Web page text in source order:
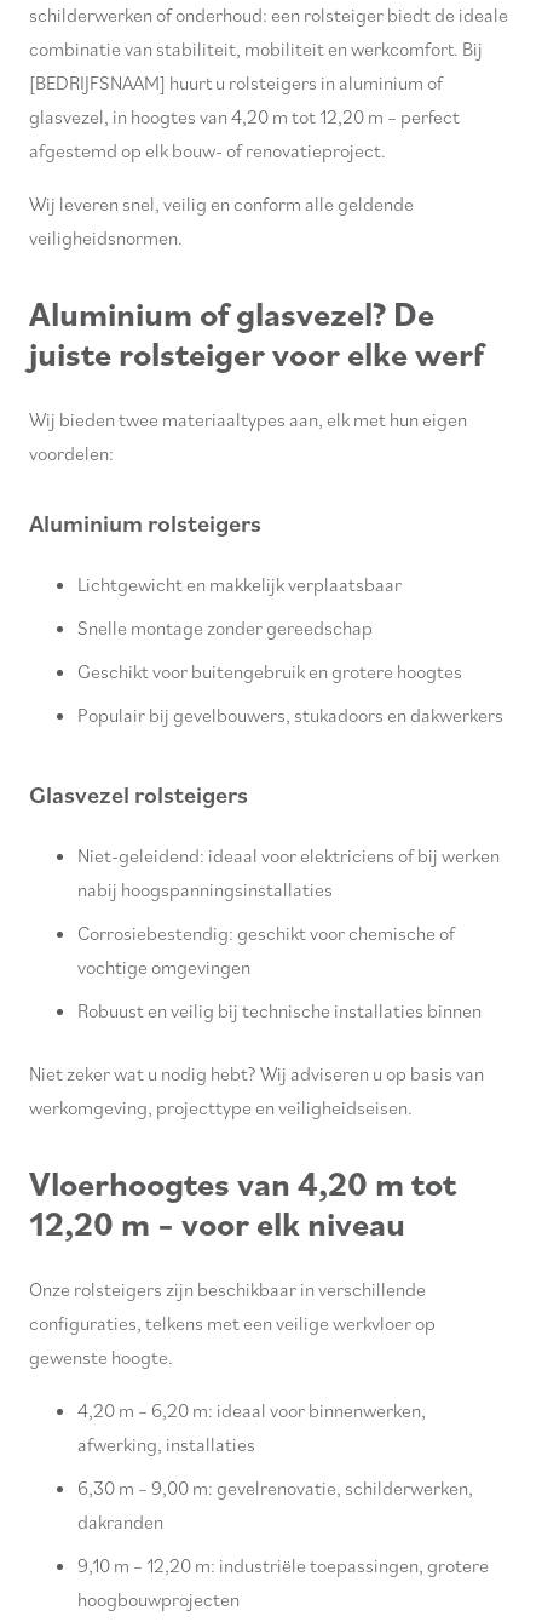
schilderwerken of onderhoud: een rolsteiger biedt de ideale
combinatie van stabiliteit, mobiliteit en werkcomfort. Bij
[BEDRIJFSNAAM] huurt u rolsteigers in aluminium of
glasvezel, in hoogtes van 4,20 m tot 12,20 m – perfect
afgestemd op elk bouw- of renovatieproject.
Wij leveren snel, veilig en conform alle geldende
veiligheidsnormen.
Aluminium of glasvezel? De
juiste rolsteiger voor elke werf
Wij bieden twee materiaaltypes aan, elk met hun eigen
voordelen:
Aluminium rolsteigers
Lichtgewicht en makkelijk verplaatsbaar
Snelle montage zonder gereedschap
Geschikt voor buitengebruik en grotere hoogtes
Populair bij gevelbouwers, stukadoors en dakwerkers
Glasvezel rolsteigers
Niet-geleidend: ideaal voor elektriciens of bij werken
nabij hoogspanningsinstallaties
Corrosiebestendig: geschikt voor chemische of
vochtige omgevingen
Robuust en veilig bij technische installaties binnen
Niet zeker wat u nodig hebt? Wij adviseren u op basis van
werkomgeving, projecttype en veiligheidseisen.
Vloerhoogtes van 4,20 m tot
12,20 m – voor elk niveau
Onze rolsteigers zijn beschikbaar in verschillende
configuraties, telkens met een veilige werkvloer op
gewenste hoogte.
4,20 m – 6,20 m: ideaal voor binnenwerken,
afwerking, installaties
6,30 m – 9,00 m: gevelrenovatie, schilderwerken,
dakranden
9,10 m – 12,20 m: industriële toepassingen, grotere
hoogbouwprojecten